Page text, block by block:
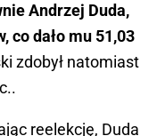
Andrzej Duda,
co dało mu 51,03
zdobył natomiast
reelekcję, Duda